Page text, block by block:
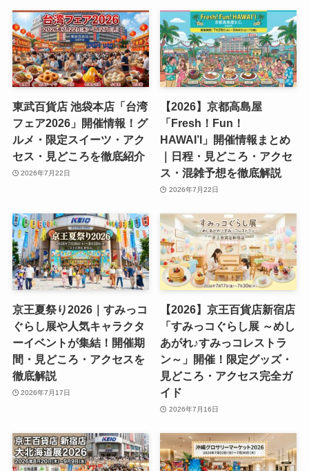
東武百貨店 池袋本店「台湾
フェア2026」開催情報！グ
ルメ・限定スイーツ・アク
セス・見どころを徹底紹介
2026年7月22日
【2026】京都高島屋
「Fresh！Fun！
HAWAI’I」開催情報まとめ
｜日程・見どころ・アクセ
ス・混雑予想を徹底解説
2026年7月22日
京王夏祭り2026｜すみっコ
ぐらし展や人気キャラクタ
ーイベントが集結！開催期
間・見どころ・アクセスを
徹底解説
2026年7月17日
【2026】京王百貨店新宿店
「すみっコぐらし展 ～めし
あがれ♪すみっコレストラ
ン～」開催！限定グッズ・
見どころ・アクセス完全ガ
イド
2026年7月16日